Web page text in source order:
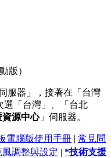
版）
服器」，接著在「台灣
選「台灣」、「台北
資源中心」伺服器。
電腦版使用手冊 | 常見問
風調整與設定 | *技術支援